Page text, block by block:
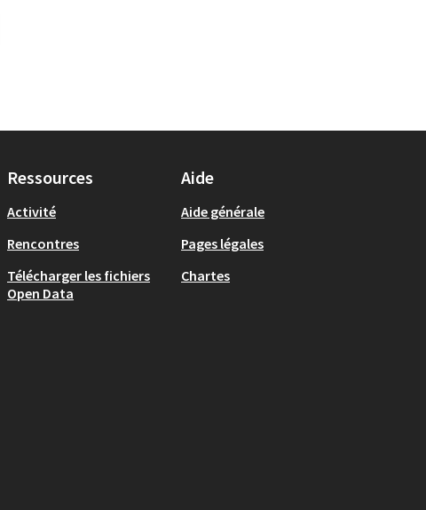
Ressources
Activité
Rencontres
Télécharger les fichiers
Open Data
Aide
Aide générale
Pages légales
Chartes